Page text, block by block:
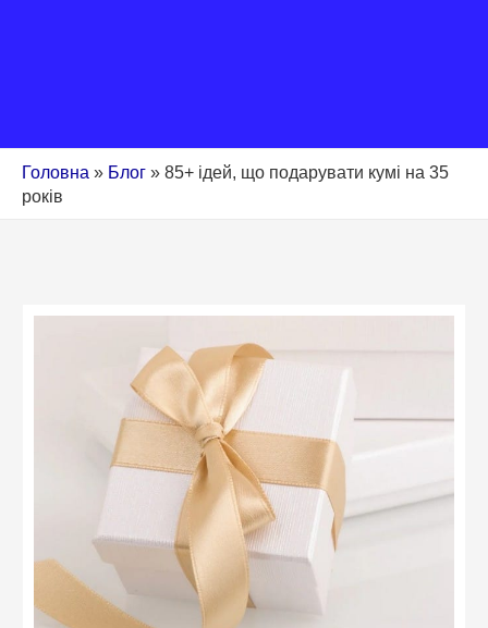
Головна » Блог » 85+ ідей, що подарувати кумі на 35
років